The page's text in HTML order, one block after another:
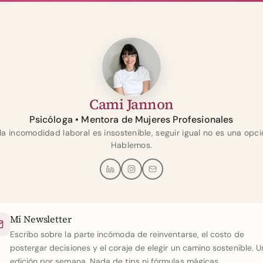
Cami Jannon
Psicóloga • Mentora de Mujeres Profesionales
incomodidad laboral es insostenible, seguir igual no es una
Hablemos.
Mi Newsletter
Escribo sobre la parte incómoda de reinventarse, el costo de
postergar decisiones y el coraje de elegir un camino sostenible.